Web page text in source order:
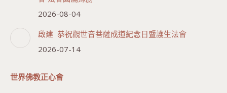
2026-08-04
啟建 恭祝觀世音菩薩成道紀念日暨護生法會
2026-07-14
世界佛教正心會